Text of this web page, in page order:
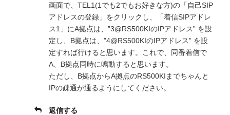
画面で、TEL1(1でも2でもお好きな方)の「自己SIP
アドレスの登録」をクリックし、「着信SIPアドレ
ス1」にA拠点は、”3@RS500KIのIPアドレス” を設
定し、B拠点は、”4@RS500KIのIPアドレス” を設
定すれば行けると思います。これで、同番着信で
A、B拠点同時に鳴動すると思います。
ただし、B拠点からA拠点のRS500KIまでちゃんと
IPの疎通が通るようにしてください。
返信する